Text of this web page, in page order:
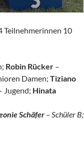
Teilnehmerinnen 10
Robin Rücker –
Damen; Tiziano
Jugend; Hinata
Schäfer – Schüler B;